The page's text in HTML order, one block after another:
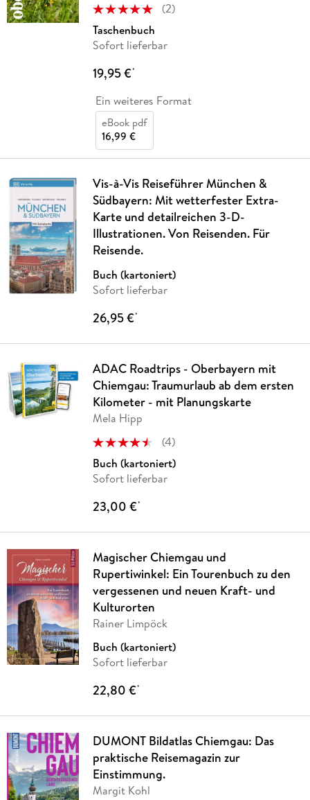
(2)
Taschenbuch
Sofort lieferbar
19,95 €*
Ein weiteres Format
eBook pdf
16,99 €
Vis-à-Vis Reiseführer München &
Südbayern: Mit wetterfester Extra-
Karte und detailreichen 3-D-
Illustrationen. Von Reisenden. Für
Reisende.
Buch (kartoniert)
Sofort lieferbar
26,95 €*
ADAC Roadtrips - Oberbayern mit
Chiemgau: Traumurlaub ab dem ersten
Kilometer - mit Planungskarte
Mela Hipp
(4)
Buch (kartoniert)
Sofort lieferbar
23,00 €*
Magischer Chiemgau und
Rupertiwinkel: Ein Tourenbuch zu den
vergessenen und neuen Kraft- und
Kulturorten
Rainer Limpöck
Buch (kartoniert)
Sofort lieferbar
22,80 €*
DUMONT Bildatlas Chiemgau: Das
praktische Reisemagazin zur
Einstimmung.
Margit Kohl